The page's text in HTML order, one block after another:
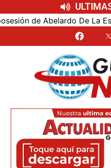
de Abelardo De La